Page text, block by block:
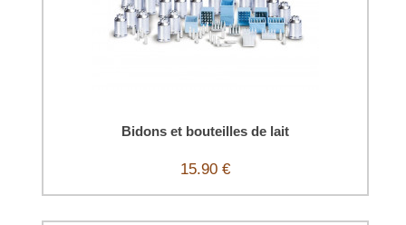
Bidons et bouteilles de lait
15.90 €